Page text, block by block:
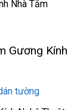
Nhà Tắm
Gương Kính
tường